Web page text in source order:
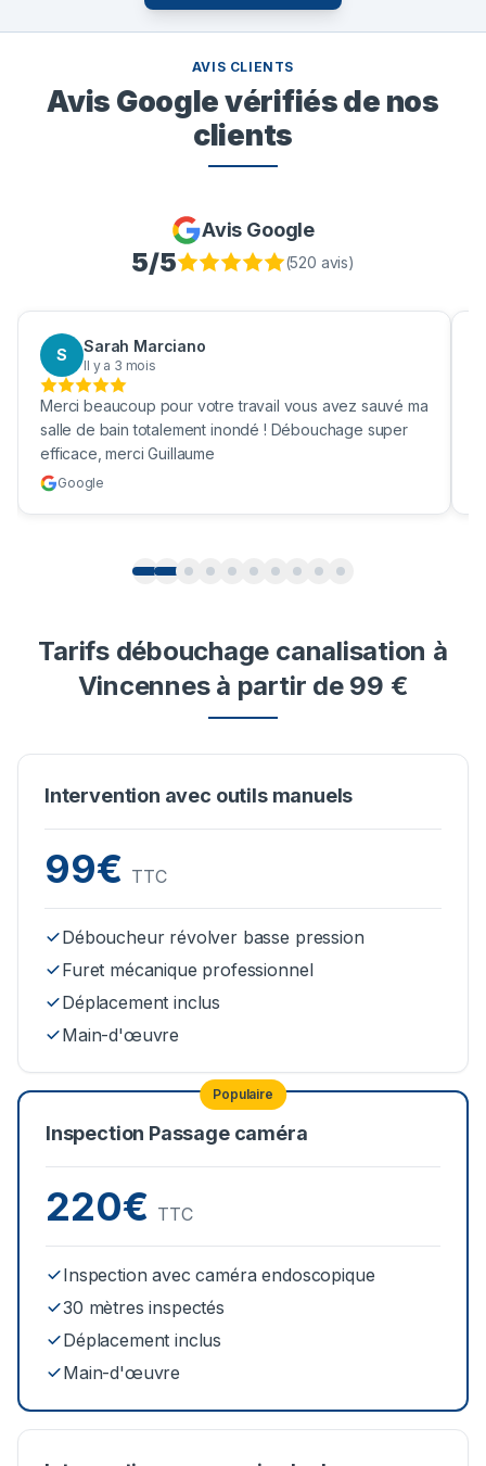
AVIS CLIENTS
Avis Google vérifiés de nos
clients
Avis Google
5/5 (520 avis)
ma
A Aaron Boukhris
Il y a 3 mois
Bravo pour nettoyage de ma fosses septique ! Enfin
une vrai société efficace et qui nettoie vraiment ma
cuve !
Tarifs débouchage canalisation à
Vincennes à partir de 99 €
Intervention avec outils manuels
99€ TTC
Déboucheur révolver basse pression
Furet mécanique professionnel
Déplacement inclus
Main-d'œuvre
Populaire
Inspection Passage caméra
220€ TTC
Inspection avec caméra endoscopique
30 mètres inspectés
Déplacement inclus
Main-d'œuvre